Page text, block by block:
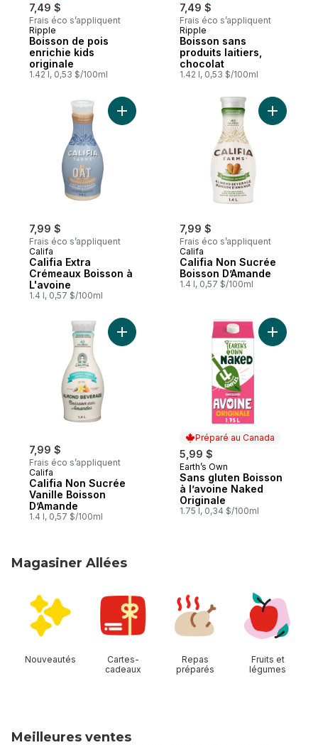
7,49 $
Frais éco s’appliquent
Préparé au Canada
Ripple
Boisson de pois
enrichie kids
originale
1.42 l, 0,53 $/100ml
7,49 $
Frais éco s’appliquent
Préparé au Canada
Ripple
Boisson sans
produits laitiers,
chocolat
1.42 l, 0,53 $/100ml
7,99 $
Frais éco s’appliquent
Califa
Califia Extra
Crémeaux Boisson à
L'avoine
1.4 l, 0,57 $/100ml
Ajouter Califia Extra Crémeaux Boisson à
7,99 $
Frais éco s’appliquent
Califa
Califia Non Sucrée
Boisson D’Amande
1.4 l, 0,57 $/100ml
Ajouter
7,99 $
Frais éco s’appliquent
Califa
Califia Non Sucrée
Vanille Boisson
D’Amande
1.4 l, 0,57 $/100ml
Ajouter Califia Non Sucrée Vanille
Préparé au Canada
5,99 $
Préparé au Canada
Earth’s Own
Sans gluten Boisson
à l’avoine Naked
Originale
1.75 l, 0,34 $/100ml
Ajouter
Magasiner Allées
Nouveautés
Cartes-
cadeaux
Repas
préparés
Fruits et
légumes
Meilleures ventes